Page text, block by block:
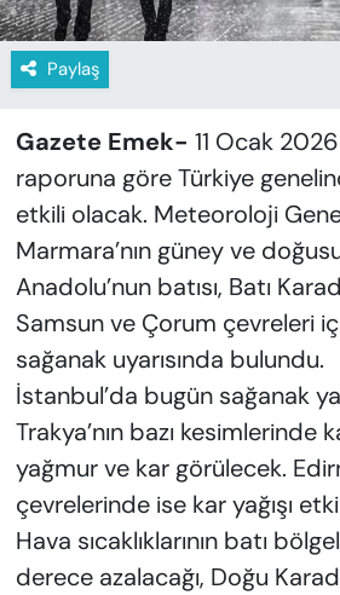
Paylaş
Gazete Emek- 11 Ocak
raporuna göre Türkiye
etkili olacak. Meteoroloji
Marmara’nın güney ve
Anadolu’nun batısı, Batı
Samsun ve Çorum çevreleri
sağanak uyarısında bulundu.
İstanbul’da bugün sağanak
Trakya’nın bazı kesimlerinde
yağmur ve kar görülecek.
çevrelerinde ise kar yağışı
Hava sıcaklıklarının batı
derece azalacağı, Doğu
ÖZEL HABER
YAZAR KÖŞESİ
SİYASET
VAN VE DİYARBAKIR